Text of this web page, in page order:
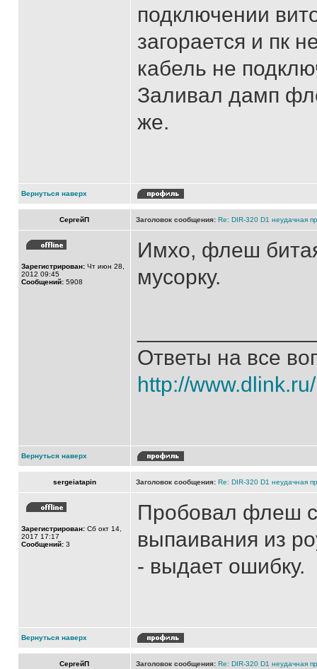
подключении
загорается и пк
кабель не
Заливал дамп
же.
Вернуться наверх
СергейП Заголовок сообщения: Re: DIR-320 D1 неудачная
Зарегистрирован: Чт июн 28,
2012 09:45
Сообщений: 5908
Имхо, флеш
мусорку.
Ответы на все
http://
Вернуться наверх
sergeiatapin Заголовок сообщения: Re: DIR-320 D1 неудачная
Зарегистрирован: Сб окт 14,
2017 17:17
Сообщений: 3
Пробовал флеш
выпаивания из
- выдает ошибку.
Вернуться наверх
СергейП Заголовок сообщения: Re: DIR-320 D1 неудачная